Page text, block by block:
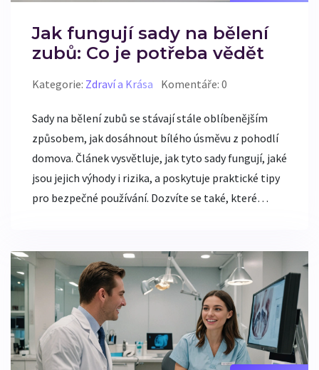
Jak fungují sady na bělení
zubů: Co je potřeba vědět
Kategorie: Zdraví a Krása Komentáře: 0
Sady na bělení zubů se stávají stále oblíbenějším
způsobem, jak dosáhnout bílého úsměvu z pohodlí
domova. Článek vysvětluje, jak tyto sady fungují, jaké
jsou jejich výhody i rizika, a poskytuje praktické tipy
pro bezpečné používání. Dozvíte se také, které
zubaře.